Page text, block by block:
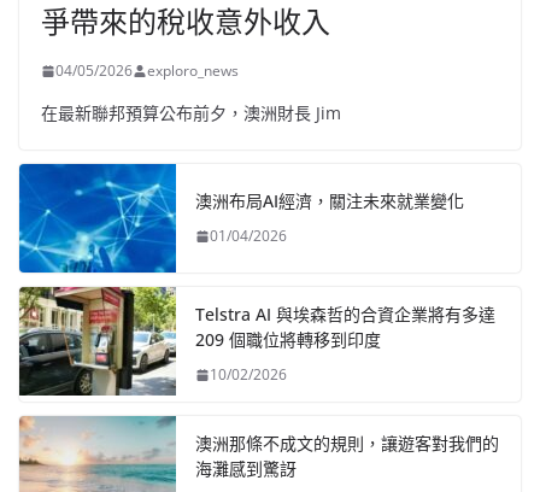
爭帶來的稅收意外收入
04/05/2026 exploro_news
在最新聯邦預算公布前夕，澳洲財長 Jim
澳洲布局AI經濟，關注未來就業變化
01/04/2026
Telstra AI 與埃森哲的合資企業將有多達
209 個職位將轉移到印度
10/02/2026
澳洲那條不成文的規則，讓遊客對我們的
海灘感到驚訝